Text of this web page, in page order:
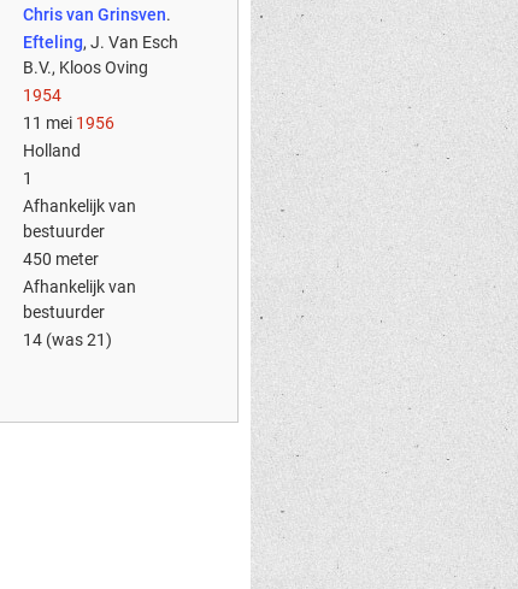
Chris van Grinsven.
Efteling, J. Van Esch
B.V., Kloos Oving
1954
11 mei 1956
Holland
1
Afhankelijk van
bestuurder
450 meter
Afhankelijk van
bestuurder
14 (was 21)